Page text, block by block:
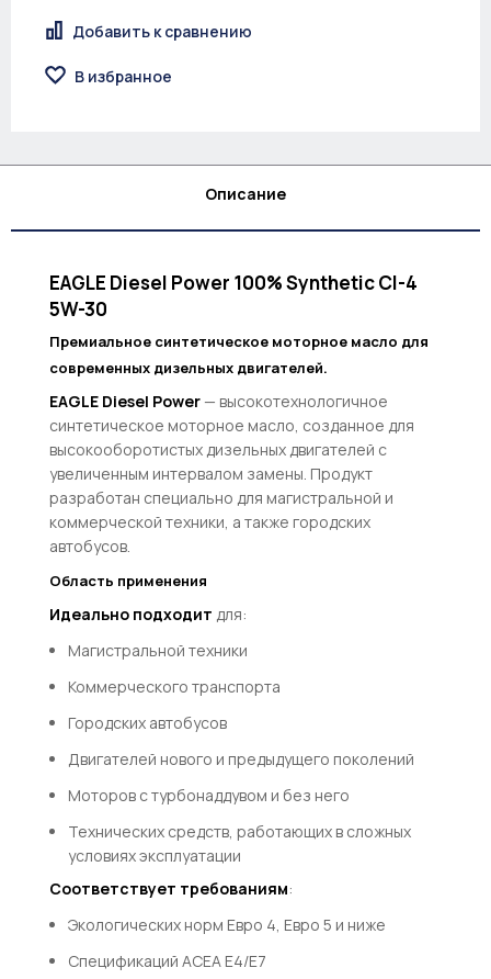
Добавить к сравнению
В избранное
Описание
EAGLE Diesel Power 100% Synthetic CI-4
5W-30
Премиальное синтетическое моторное масло для
современных дизельных двигателей.
EAGLE Diesel Power — высокотехнологичное
синтетическое моторное масло, созданное для
высокооборотистых дизельных двигателей с
увеличенным интервалом замены. Продукт
разработан специально для магистральной и
коммерческой техники, а также городских
автобусов.
Область применения
Идеально подходит для:
Магистральной техники
Коммерческого транспорта
Городских автобусов
Двигателей нового и предыдущего поколений
Моторов с турбонаддувом и без него
Технических средств, работающих в сложных
условиях эксплуатации
Соответствует требованиям:
Экологических норм Евро 4, Евро 5 и ниже
Спецификаций ACEA E4/E7